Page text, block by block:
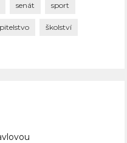
senát sport
školství